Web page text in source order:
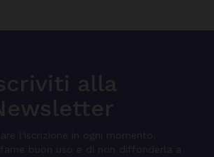
alla
l'iscrizione in ogni momento.
buon uso e di non diffonderla a